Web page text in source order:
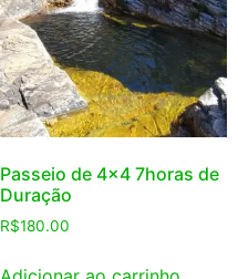
Passeio de 4×4 7horas de
Duração
R$180.00